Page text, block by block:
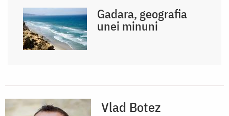
Gadara, geografia
unei minuni
Vlad Botez